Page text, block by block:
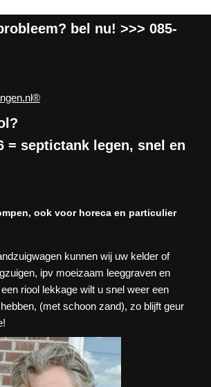
bel nu! >>> 085-
= septictank legen, snel en
ook voor horeca en particulier
kunnen wij uw kelder of
ipv moeizaam leeggraven en
riool lekkage wilt u snel weer een
(met schoon zand), zo blijft geur